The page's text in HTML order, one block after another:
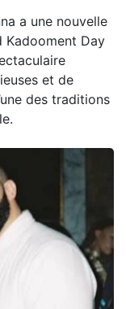
a une nouvelle
Kadooment Day
et de
des traditions